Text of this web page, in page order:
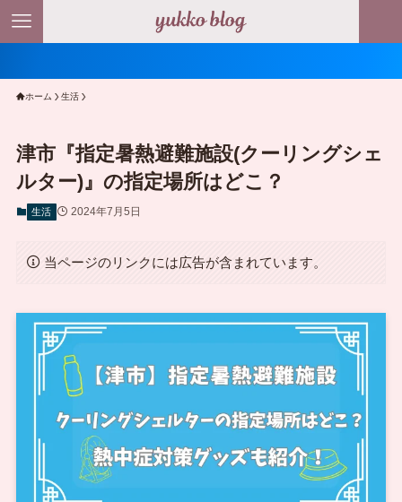
ホーム 生活
津市『指定暑熱避難施設(クーリングシェ
ルター)』の指定場所はどこ？
生活 2024年7月5日
当ページのリンクには広告が含まれています。